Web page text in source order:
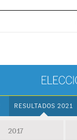
RESULTADOS 2021
2017